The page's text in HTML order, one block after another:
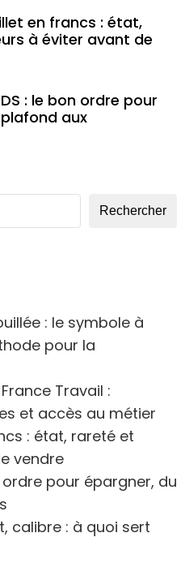
en francs : état,
à éviter avant de
: le bon ordre pour
aux
Rechercher
: le symbole à
pour la
Travail :
et accès au métier
: état, rareté et
vendre
ordre pour épargner, du
calibre : à quoi sert